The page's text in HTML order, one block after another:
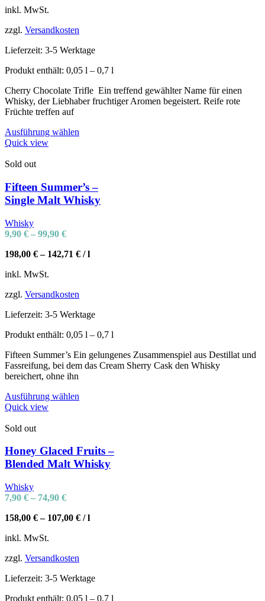
inkl. MwSt.
zzgl. Versandkosten
Lieferzeit: 3-5 Werktage
Produkt enthält: 0,05 l – 0,7 l
Cherry Chocolate Trifle Ein treffend gewählter Name für einen
Whisky, der Liebhaber fruchtiger Aromen begeistert. Reife rote
Früchte treffen auf
Ausführung wählen
Quick view
Sold out
Fifteen Summer’s –
Single Malt Whisky
Whisky
9,90 € – 99,90 €
198,00 €– 142,71 € /l
inkl. MwSt.
zzgl. Versandkosten
Lieferzeit: 3-5 Werktage
Produkt enthält: 0,05 l – 0,7 l
Fifteen Summer’s Ein gelungenes Zusammenspiel aus Destillat und
Fassreifung, bei dem das Cream Sherry Cask den Whisky
bereichert, ohne ihn
Ausführung wählen
Quick view
Sold out
Honey Glaced Fruits –
Blended Malt Whisky
Whisky
7,90 € – 74,90 €
158,00 €– 107,00 € /l
inkl. MwSt.
zzgl. Versandkosten
Lieferzeit: 3-5 Werktage
Produkt enthält: 0,05 l – 0,7 l